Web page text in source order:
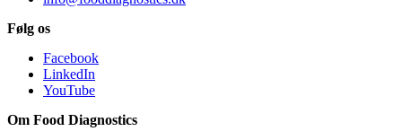
Følg os
Facebook
LinkedIn
YouTube
Om Food Diagnostics